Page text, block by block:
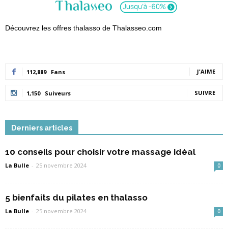
Découvrez les offres thalasso de Thalasseo.com
112,889 Fans J'AIME
1,150 Suiveurs SUIVRE
Derniers articles
10 conseils pour choisir votre massage idéal
La Bulle - 25 novembre 2024 0
5 bienfaits du pilates en thalasso
La Bulle - 25 novembre 2024 0